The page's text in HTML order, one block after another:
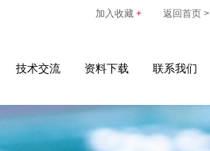
技术交流 资料下载 联系我们
加入收藏 + 返回首页 >